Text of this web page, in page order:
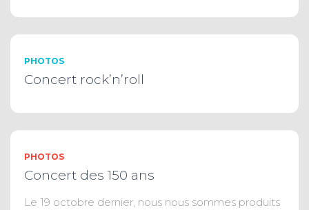
PHOTOS
Concert rock’n’roll
PHOTOS
Concert des 150 ans
Le 19 octobre dernier, nous nous sommes produits